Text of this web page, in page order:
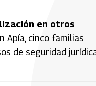
en otros
Apía, cinco familias
de seguridad